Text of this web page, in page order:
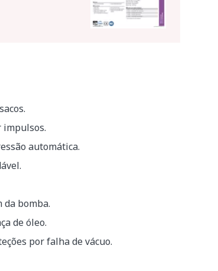
impulsos.
automática.
da bomba.
de óleo.
por falha de vácuo.